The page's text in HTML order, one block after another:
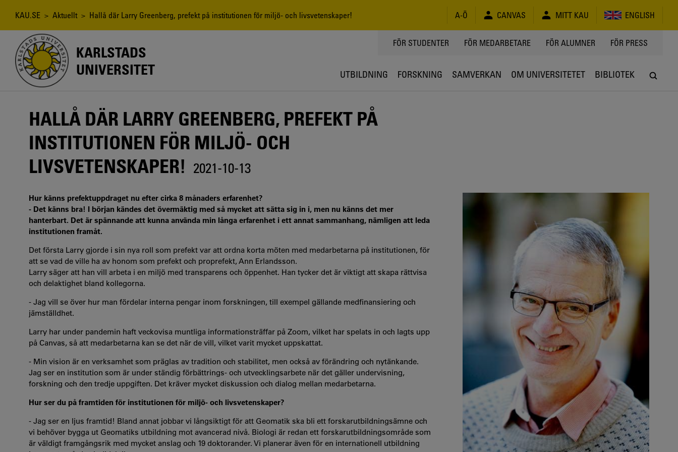
Länkstig
KAU.SE > Aktuellt > Hallå där Larry Greenberg, prefekt på institutionen för miljö- och livsvetenskaper! A-Ö CANVAS MITT KAU ENGLISH
KARLSTADS
UNIVERSITET
TOPPMENY
FÖR STUDENTER FÖR MEDARBETARE FÖR ALUMNER FÖR PRESS
UTBILDNING FORSKNING SAMVERKAN OM UNIVERSITETET BIBLIOTEK
HALLÅ DÄR LARRY GREENBERG, PREFEKT PÅ
INSTITUTIONEN FÖR MILJÖ- OCH
LIVSVETENSKAPER! 2021-10-13
Hur känns prefektuppdraget nu efter cirka 8 månaders erfarenhet?
- Det känns bra! I början kändes det övermäktig med så mycket att sätta sig in i, men nu känns det mer
hanterbart. Det är spännande att kunna använda min långa erfarenhet i ett annat sammanhang, nämligen att leda
institutionen framåt.
Det första Larry gjorde i sin nya roll som prefekt var att ordna korta möten med medarbetarna på institutionen, för
att se vad de ville ha av honom som prefekt och proprefekt, Ann Erlandsson.
Larry säger att han vill arbeta i en miljö med transparens och öppenhet. Han tycker det är viktigt att skapa rättvisa
och delaktighet bland kollegorna.
- Jag vill se över hur man fördelar interna pengar inom forskningen, till exempel gällande medfinansiering och
jämställdhet.
Larry har under pandemin haft veckovisa muntliga informationsträffar på Zoom, vilket har spelats in och lagts upp
på Canvas, så att medarbetarna kan se det när de vill, vilket varit mycket uppskattat.
- Min vision är en verksamhet som präglas av tradition och stabilitet, men också av förändring och nytänkande.
Jag ser en institution som är under ständig förbättrings- och utvecklingsarbete när det gäller undervisning,
forskning och den tredje uppgiften. Det kräver mycket diskussion och dialog mellan medarbetarna.
Hur ser du på framtiden för institutionen för miljö- och livsvetenskaper?
- Jag ser en ljus framtid! Bland annat jobbar vi långsiktigt för att Geomatik ska bli ett forskarutbildningsämne och
vi behöver bygga ut Geomatiks utbildning mot avancerad nivå. Biologi är redan ett forskarutbildningsområde som
är väldigt framgångsrik med mycket anslag och 19 doktorander. Vi planerar även för en internationell utbildning